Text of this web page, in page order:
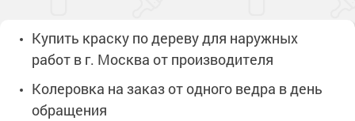
Купить краску по дереву для наружных
работ в г. Москва от производителя
Колеровка на заказ от одного ведра в день
обращения